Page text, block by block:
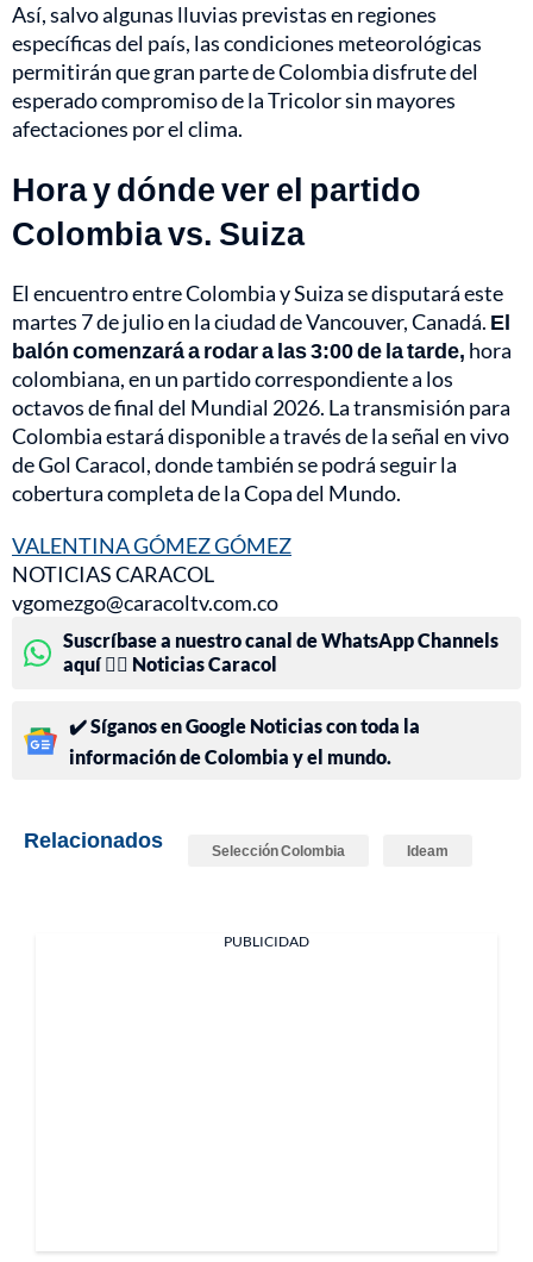
Así, salvo algunas lluvias previstas en regiones
específicas del país, las condiciones meteorológicas
permitirán que gran parte de Colombia disfrute del
esperado compromiso de la Tricolor sin mayores
afectaciones por el clima.
Hora y dónde ver el partido
Colombia vs. Suiza
El encuentro entre Colombia y Suiza se disputará este
martes 7 de julio en la ciudad de Vancouver, Canadá. El
balón comenzará a rodar a las 3:00 de la tarde, hora
colombiana, en un partido correspondiente a los
octavos de final del Mundial 2026. La transmisión para
Colombia estará disponible a través de la señal en vivo
de Gol Caracol, donde también se podrá seguir la
cobertura completa de la Copa del Mundo.
VALENTINA GÓMEZ GÓMEZ
NOTICIAS CARACOL
vgomezgo@caracoltv.com.co
Suscríbase a nuestro canal de WhatsApp Channels
aquí 👉🏻 Noticias Caracol
✔️ Síganos en Google Noticias con toda la
información de Colombia y el mundo.
Relacionados Selección Colombia Ideam
PUBLICIDAD